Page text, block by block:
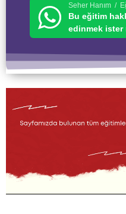
Seher Hanım /
Bu eğitim
edinmek ister